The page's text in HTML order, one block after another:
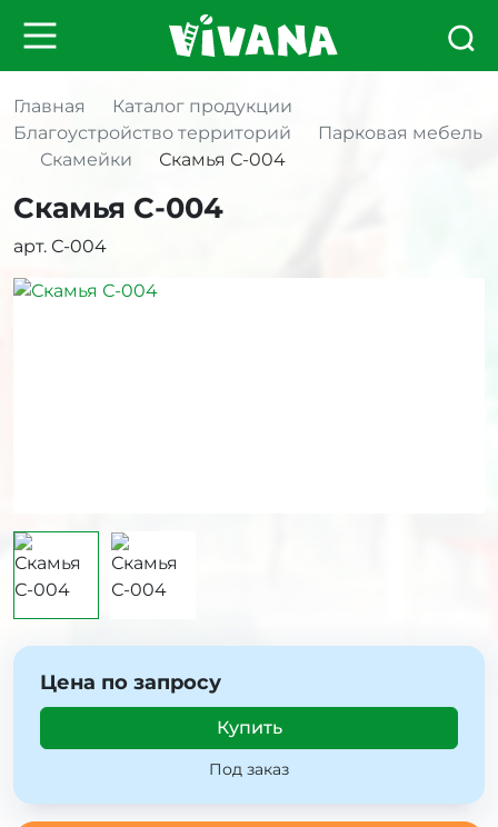
Главная
Каталог продукции
Благоустройство территорий
Парковая мебель
Скамейки
Скамья С-004
Скамья С-004
арт. С-004
Цена по запросу
Купить
Под заказ